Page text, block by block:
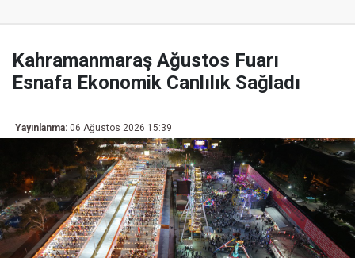
Kahramanmaraş Ağustos Fuarı
Esnafa Ekonomik Canlılık Sağladı
Yayınlanma: 06 Ağustos 2026 15:39